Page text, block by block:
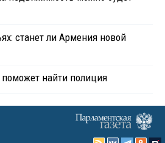
станет ли Армения новой
найти полиция